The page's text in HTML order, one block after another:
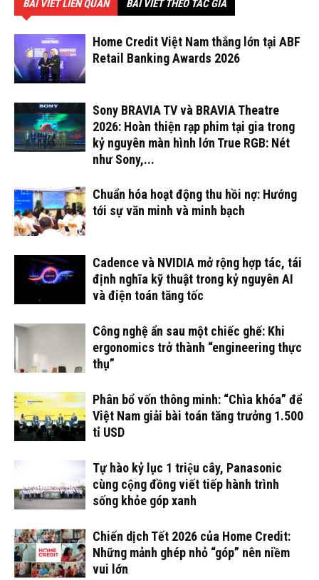
BÀI VIẾT LIÊN QUAN BÀI VIẾT THEO TÁC GIẢ
Home Credit Việt Nam thắng lớn tại ABF
Retail Banking Awards 2026
Sony BRAVIA TV và BRAVIA Theatre
2026: Hoàn thiện rạp phim tại gia trong
kỷ nguyên màn hình lớn True RGB: Nét
như Sony,...
Chuẩn hóa hoạt động thu hồi nợ: Hướng
tới sự văn minh và minh bạch
Cadence và NVIDIA mở rộng hợp tác, tái
định nghĩa kỹ thuật trong kỷ nguyên AI
và điện toán tăng tốc
Công nghệ ẩn sau một chiếc ghế: Khi
ergonomics trở thành “engineering thực
thụ”
Phân bổ vốn thông minh: “Chìa khóa” để
Việt Nam giải bài toán tăng trưởng 1.500
tỉ USD
Tự hào kỷ lục 1 triệu cây, Panasonic
cùng cộng đồng viết tiếp hành trình
sống khỏe góp xanh
Chiến dịch Tết 2026 của Home Credit:
Những mảnh ghép nhỏ “góp” nên niềm
vui lớn